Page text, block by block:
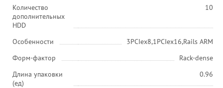
Количество
дополнительных
HDD
10
Особенности
3PCIex8,1PCIex16,Rails ARM
Форм-фактор
Rack-dense
Длина упаковки
(ед)
0.96